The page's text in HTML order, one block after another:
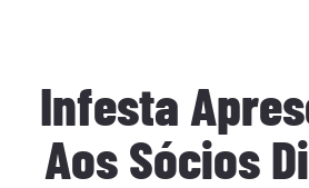
Infesta
Aos Sócios